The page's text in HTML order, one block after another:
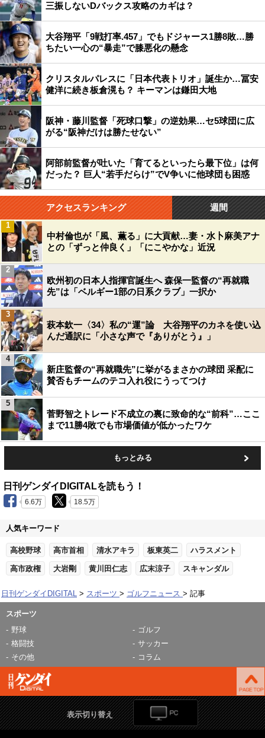
三振しないDバックス攻略のカギは？
大谷翔平「9戦打率.457」でもドジャース1勝8敗…勝
ちたい一心の“暴走”で膝悪化の懸念
クリスタルパレスに「日本代表トリオ」誕生か…冨安
健洋に続き板倉滉も？ キーマンは鎌田大地
阪神・藤川監督「死球口撃」の逆効果…セ5球団に広
がる“阪神だけは勝たせない”
阿部前監督が吐いた「育てるといったら最下位」は何
だった？ 巨人“若手だらけ”でV争いに他球団も困惑
アクセスランキング 週間
中村倫也が「風、薫る」に大貢献…妻・水卜麻美アナ
との「ずっと仲良く」「にこやかな」近況
1
欧州初の日本人指揮官誕生へ 森保一監督の“再就職
先”は「ベルギー1部の日系クラブ」一択か
2
萩本欽一〈34〉私の“運”論 大谷翔平のカネを使い込
んだ通訳に「小さな声で『ありがとう』」
3
新庄監督の“再就職先”に挙がるまさかの球団 采配に
賛否もチームのテコ入れ役にうってつけ
4
菅野智之トレード不成立の裏に致命的な“前科”…ここ
まで11勝4敗でも市場価値が低かったワケ
5
もっとみる
日刊ゲンダイDIGITALを読もう！
6.6万 18.5万
人気キーワード
高校野球 高市首相 清水アキラ 板東英二 ハラスメント
高市政権 大岩剛 黄川田仁志 広末涼子 スキャンダル
日刊ゲンダイDIGITAL スポーツ ゴルフニュース 記事
スポーツ
野球
ゴルフ
格闘技
サッカー
その他
コラム
表示切り替え